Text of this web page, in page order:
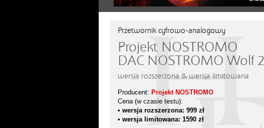
Przetwornik cyfrowo-analogowy
Projekt NOSTROMO
DAC NOSTROMO Wolf 2
wersja rozszerzona & wersja limitowana
Producent: Projekt NOSTROMO
Cena (w czasie testu):
• wersja rozszerzona: 999 zł
• wersja limitowana: 1590 zł